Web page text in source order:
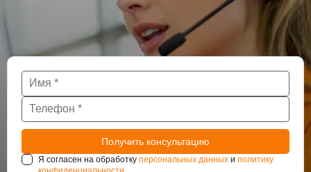
Я согласен на обработку персональных данных и политику